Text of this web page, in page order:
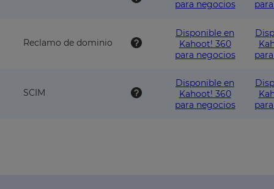
para negocios
Reclamo de dominio
Disponible en
Kahoot! 360
para negocios
SCIM
Disponible en
Kahoot! 360
para negocios